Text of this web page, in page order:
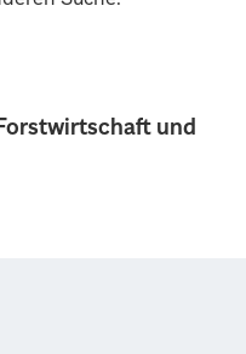
und